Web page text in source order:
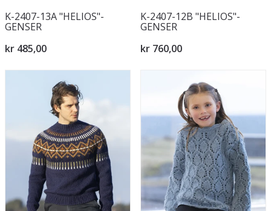
K-2407-13A "HELIOS"-
GENSER
kr 485,00
K-2407-12B "HELIOS"-
GENSER
kr 760,00